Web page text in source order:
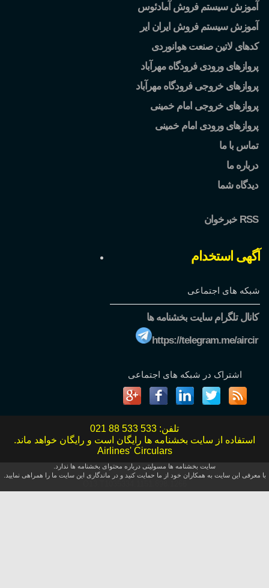
آموزش سیستم فروش آمادئوس
آموزش سیستم فروش ایران ایر
کدهای لاتین صنعت هوانوردی
پروازهای ورودی فرودگاه مهرآباد
پروازهای خروجی فرودگاه مهرآباد
پروازهای خروجی امام خمینی
پروازهای ورودی امام خمینی
تماس با ما
درباره ما
دیدگاه شما
خبرخوان RSS
آگهی استخدام
شبکه های اجتماعی
کانال تلگرام سایت بخشنامه ها
https://telegram.me/aircir
اشتراک در شبکه های اجتماعی
تلفن: 021 88 533 533
استفاده از سایت بخشنامه ها رایگان است و رایگان خواهد ماند.
Airlines' Circulars
سایت بخشنامه ها مسولیتی درباره محتوای بخشنامه ها ندارد.
با معرفی این سایت به همکاران خود از ما حمایت کنید و در ماندگاری این سایت ما را همراهی نمایید.